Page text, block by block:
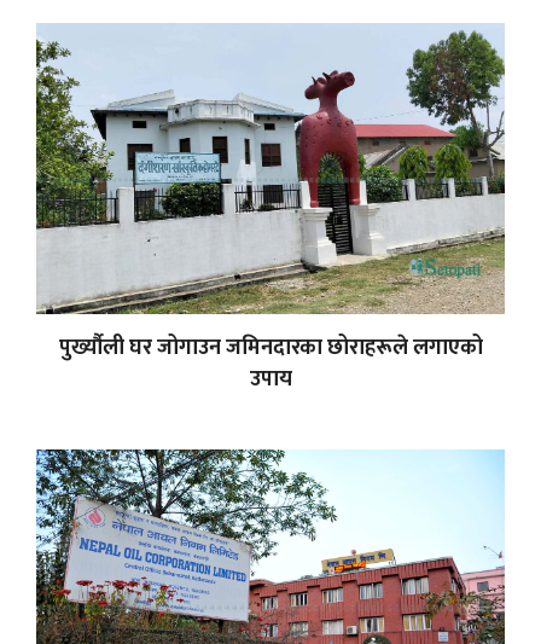
पुर्ख्यौली घर जोगाउन जमिनदारका छोराहरूले लगाएको
उपाय